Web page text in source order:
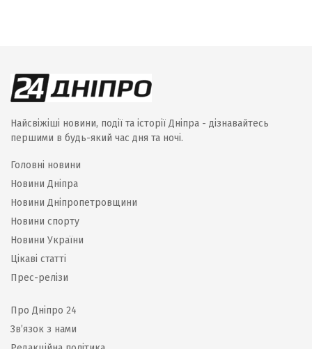
Найсвіжіші новини, події та історії Дніпра - дізнавайтесь
першими в будь-який час дня та ночі.
Головні новини
Новини Дніпра
Новини Дніпропетровщини
Новини спорту
Новини України
Цікаві статті
Прес-релізи
Про Дніпро 24
Зв’язок з нами